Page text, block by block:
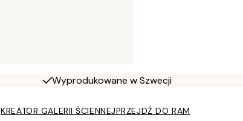
Wyprodukowane w Szwecji
KREATOR GALERII ŚCIENNEJPRZEJDŹ DO RAM